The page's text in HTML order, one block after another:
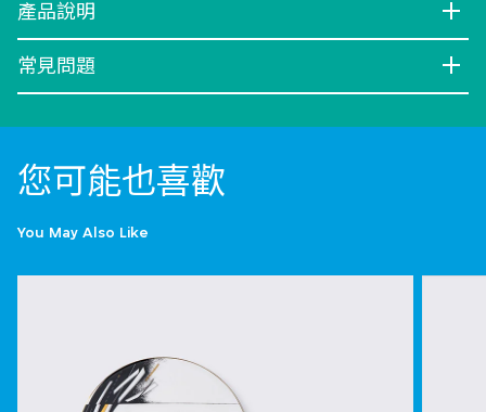
產品說明
常見問題
您可能也喜歡
You May Also Like